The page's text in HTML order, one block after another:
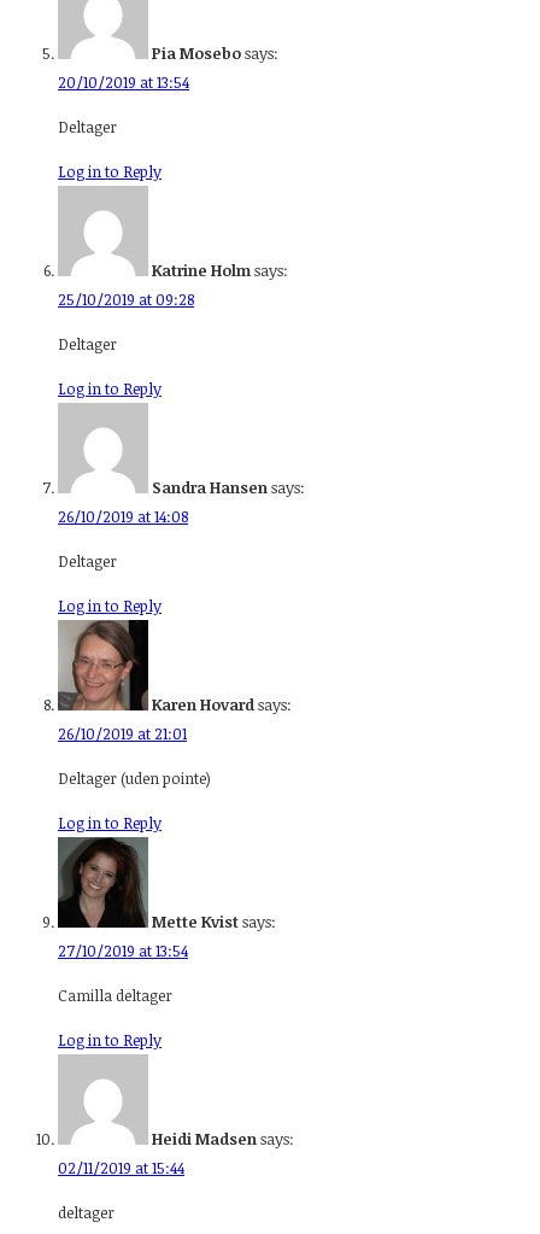
Pia Mosebosays:
20/10/2019 at 13:54
Deltager
Log in to Reply
Katrine Holmsays:
25/10/2019 at 09:28
Deltager
Log in to Reply
Sandra Hansensays:
26/10/2019 at 14:08
Deltager
Log in to Reply
Karen Hovardsays:
26/10/2019 at 21:01
Deltager (uden pointe)
Log in to Reply
Mette Kvistsays:
27/10/2019 at 13:54
Camilla deltager
Log in to Reply
Heidi Madsensays:
02/11/2019 at 15:44
deltager